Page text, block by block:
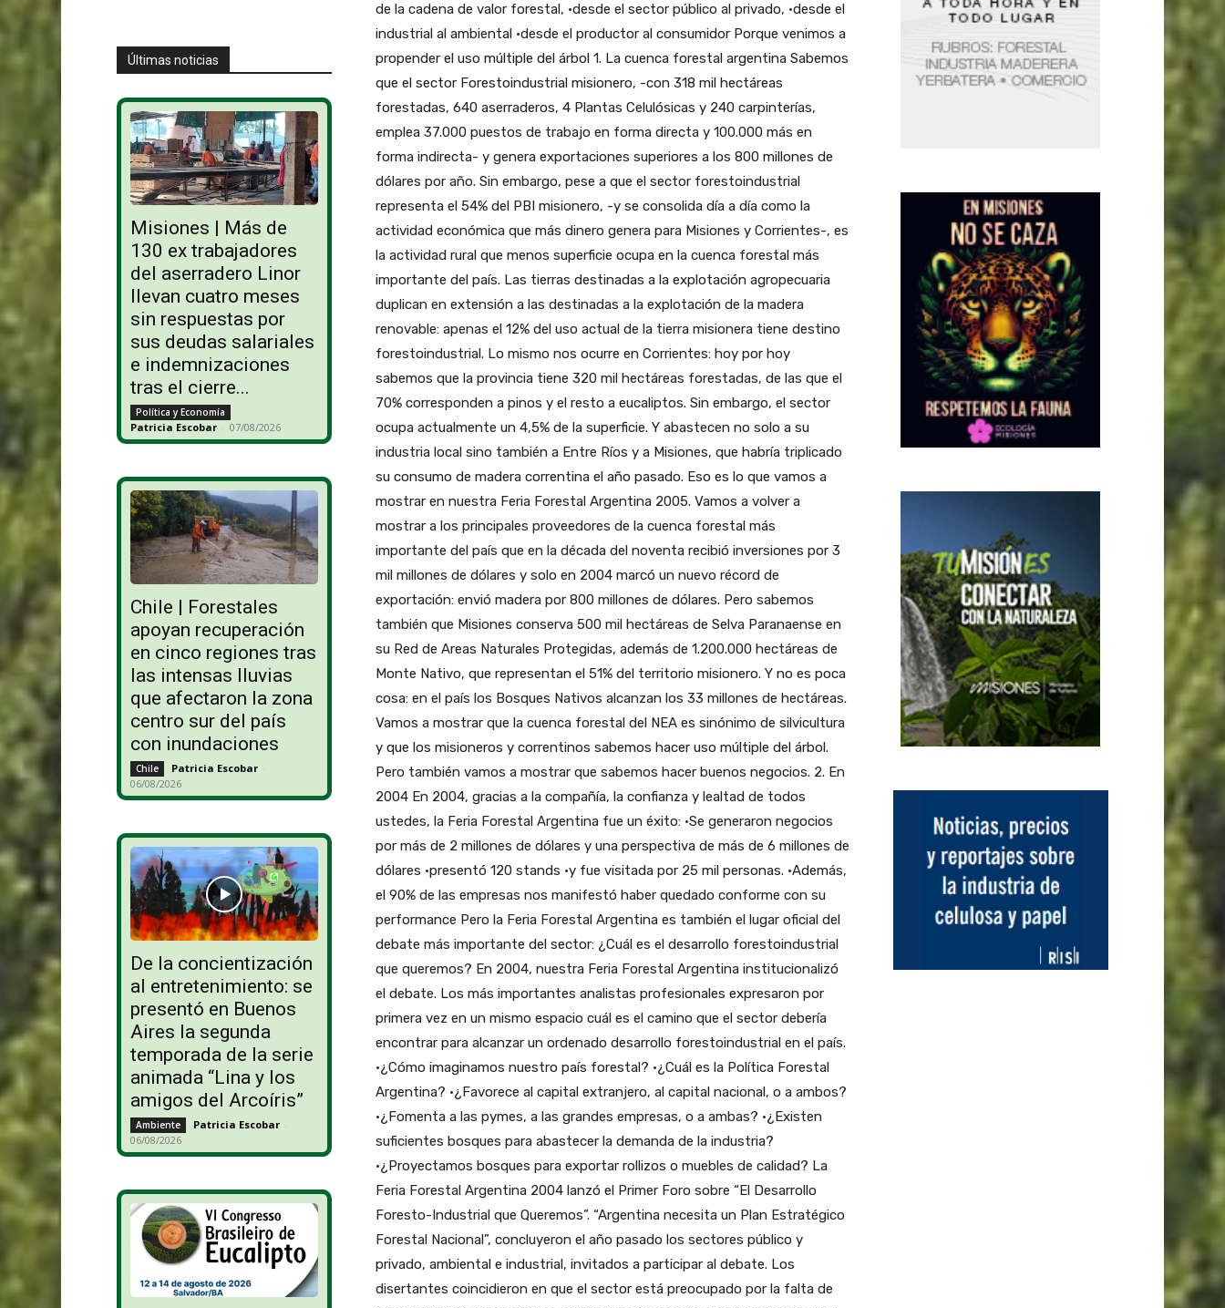
Últimas noticias
Misiones | Más de
130 ex trabajadores
del aserradero Linor
llevan cuatro meses
sin respuestas por
sus deudas salariales
e indemnizaciones
tras el cierre...
Política y Economía
Patricia Escobar - 07/08/2026
Chile | Forestales
apoyan recuperación
en cinco regiones tras
las intensas lluvias
que afectaron la zona
centro sur del país
con inundaciones
Chile Patricia Escobar -
06/08/2026
De la concientización
al entretenimiento: se
presentó en Buenos
Aires la segunda
temporada de la serie
animada “Lina y los
amigos del Arcoíris”
Ambiente Patricia Escobar -
06/08/2026